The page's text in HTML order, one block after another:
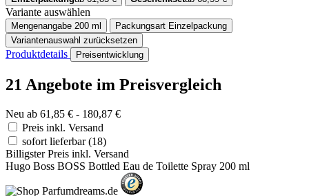
Variante auswählen
Mengenangabe 200 ml Packungsart Einzelpackung
Variantenauswahl zurücksetzen
Produktdetails Preisentwicklung
21 Angebote im Preisvergleich
Neu ab 61,85 € - 180,87 €
Preis inkl. Versand
sofort lieferbar(18)
Billigster Preis inkl. Versand
Hugo Boss BOSS Bottled Eau de Toilette Spray 200 ml